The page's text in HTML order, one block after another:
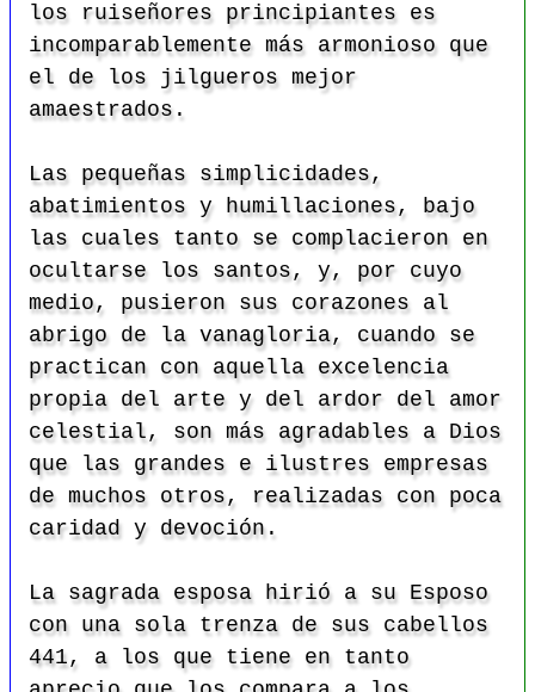
los ruiseñores principiantes es
incomparablemente más armonioso que
el de los jilgueros mejor
amaestrados.
Las pequeñas simplicidades,
abatimientos y humillaciones, bajo
las cuales tanto se complacieron en
ocultarse los santos, y, por cuyo
medio, pusieron sus corazones al
abrigo de la vanagloria, cuando se
practican con aquella excelencia
propia del arte y del ardor del amor
celestial, son más agradables a Dios
que las grandes e ilustres empresas
de muchos otros, realizadas con poca
caridad y devoción.
La sagrada esposa hirió a su Esposo
con una sola trenza de sus cabellos
441, a los que tiene en tanto